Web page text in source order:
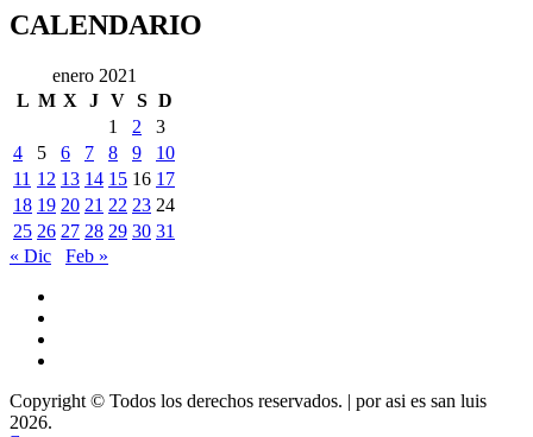
CALENDARIO
enero 2021
L M X J V S D
1
2
3
4
5 6 7 8 9
10
11 12 13 14 15 16 17
18 19 20 21 22 23 24
25 26 27 28 29 30 31
« Dic
Feb »
Copyright © Todos los derechos reservados. | por asi es san luis
2026.